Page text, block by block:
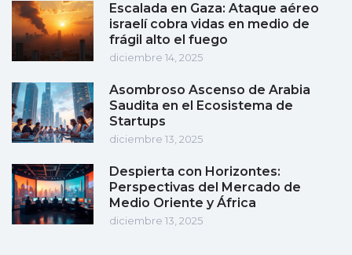
Escalada en Gaza: Ataque aéreo
israelí cobra vidas en medio de
frágil alto el fuego
diciembre 14, 2025
Asombroso Ascenso de Arabia
Saudita en el Ecosistema de
Startups
diciembre 13, 2025
Despierta con Horizontes:
Perspectivas del Mercado de
Medio Oriente y África
diciembre 13, 2025